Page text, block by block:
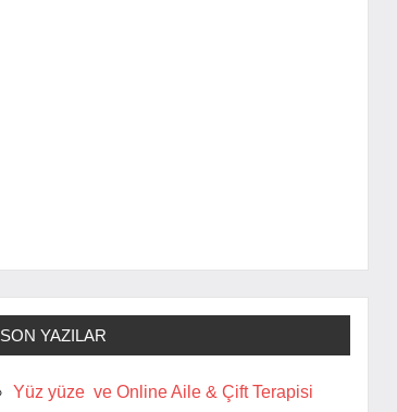
SON YAZILAR
Yüz yüze ve Online Aile & Çift Terapisi